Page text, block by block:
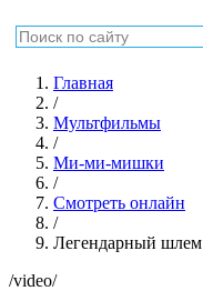
Главная
/
Мультфильмы
/
Ми-ми-мишки
/
Смотреть онлайн
/
Легендарный шлем
/video/